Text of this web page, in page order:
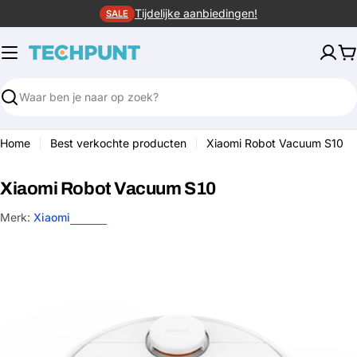
naar
inhoud
SALE Tijdelijke aanbiedingen!
Zoeken
Home Best verkochte producten Xiaomi Robot Vacuum S10
Xiaomi Robot Vacuum S10
Merk: Xiaomi